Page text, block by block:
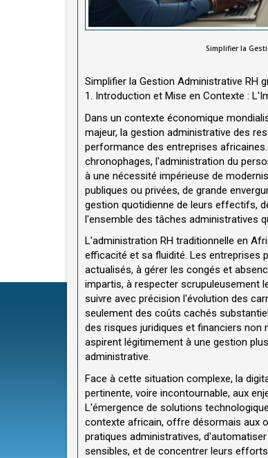
Simplifier la
Simplifier la Gestion Administrative RH
1. Introduction et Mise en Contexte :
Dans un contexte économique
majeur, la gestion administrative des
performance des entreprises
chronophages, l'administration du
à une nécessité impérieuse de
publiques ou privées, de grande
gestion quotidienne de leurs effectifs,
l'ensemble des tâches administratives
L'administration RH traditionnelle en
efficacité et sa fluidité. Les entreprises
actualisés, à gérer les congés et
impartis, à respecter scrupuleusement
suivre avec précision l'évolution des
seulement des coûts cachés
des risques juridiques et financiers
aspirent légitimement à une gestion
administrative.
Face à cette situation complexe, la
pertinente, voire incontournable, aux
L'émergence de solutions
contexte africain, offre désormais aux
pratiques administratives,
sensibles, et de concentrer leurs